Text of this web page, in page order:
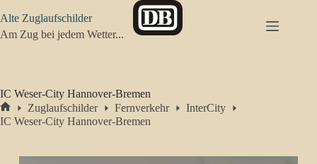
Inhalt
springen
Alte Zuglaufschilder
Am Zug bei jedem Wetter...
IC Weser-City Hannover-Bremen
Start
Zuglaufschilder Fernverkehr
InterCity
IC Weser-City Hannover-Bremen